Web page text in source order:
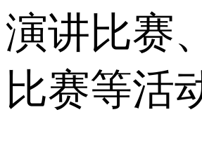
演讲比赛
比赛等活